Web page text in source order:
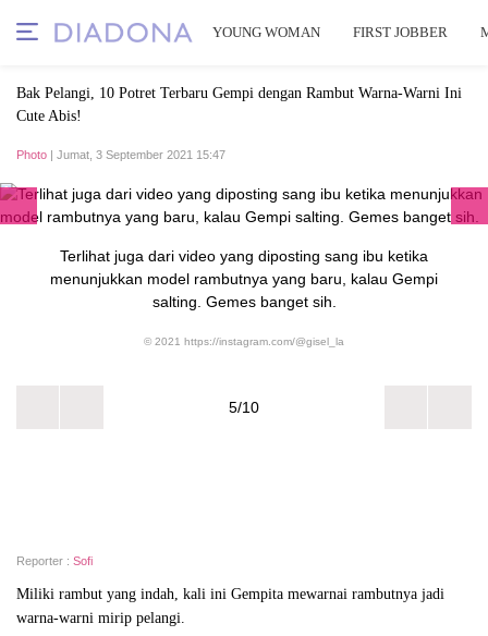
YOUNG WOMAN FIRST JOBBER
Bak Pelangi, 10 Potret Terbaru Gempi dengan Rambut Warna-Warni Ini
Cute Abis!
Photo | Jumat, 3 September 2021 15:47
Terlihat juga dari video yang diposting sang ibu ketika
menunjukkan model rambutnya yang baru, kalau Gempi
salting. Gemes banget sih.
© 2021 https://instagram.com/@gisel_la
5/10
Reporter : Sofi
Miliki rambut yang indah, kali ini Gempita mewarnai rambutnya jadi
warna-warni mirip pelangi.